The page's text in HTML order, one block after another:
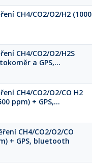
CH4/CO2/O2/H2 (1000
CH4/CO2/O2/H2S
a GPS,
CH4/CO2/O2/CO H2
ppm) + GPS,
CH4/CO2/O2/CO
+ GPS, bluetooth